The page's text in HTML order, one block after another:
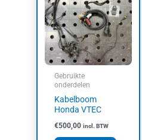
Gebruikte
onderdelen
Kabelboom
Honda VTEC
€500,00 incl. BTW